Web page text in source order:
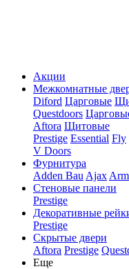
Акции
Межкомнатные
Diford Царговые
Questdoors
Aftora Щитовые
Prestige Essential Fly
V Doors
Фурнитура
Adden Bau Ajax
Стеновые панели
Prestige
Декоративные
Prestige
Скрытые двери
Aftora Prestige
Еще